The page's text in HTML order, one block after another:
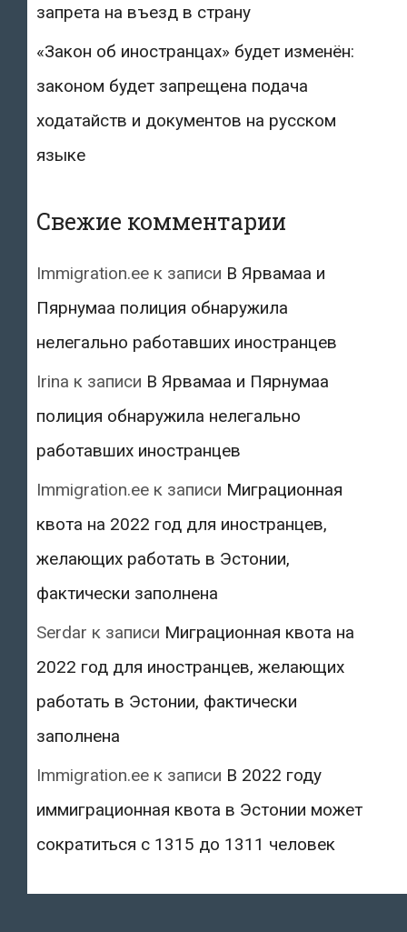
запрета на въезд в страну
«Закон об иностранцах» будет изменён:
законом будет запрещена подача
ходатайств и документов на русском
языке
Свежие комментарии
Immigration.ee к записи В Ярвамаа и
Пярнумаа полиция обнаружила
нелегально работавших иностранцев
Irina к записи В Ярвамаа и Пярнумаа
полиция обнаружила нелегально
работавших иностранцев
Immigration.ee к записи Миграционная
квота на 2022 год для иностранцев,
желающих работать в Эстонии,
фактически заполнена
Serdar к записи Миграционная квота на
2022 год для иностранцев, желающих
работать в Эстонии, фактически
заполнена
Immigration.ee к записи В 2022 году
иммиграционная квота в Эстонии может
сократиться с 1315 до 1311 человек